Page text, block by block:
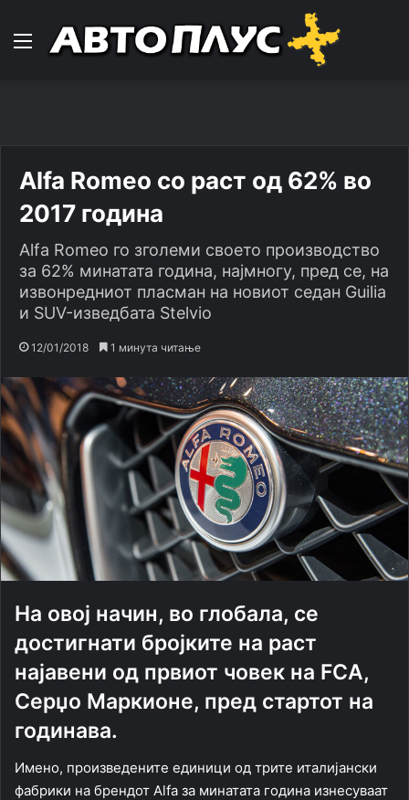
Навигација
Alfa Romeo со раст од 62% во
2017 година
Alfa Romeo го зголеми своето производство
за 62% минатата година, најмногу, пред се, на
извонредниот пласман на новиот седан Guilia
и SUV-изведбата Stelvio
12/01/2018 1 минута читање
На овој начин, во глобала, се
достигнати бројките на раст
најавени од првиот човек на FCA,
Серџо Маркионе, пред стартот на
годинава.
Имено, произведените единици од трите италијански
фабрики на брендот Alfa за минатата година изнесуваат